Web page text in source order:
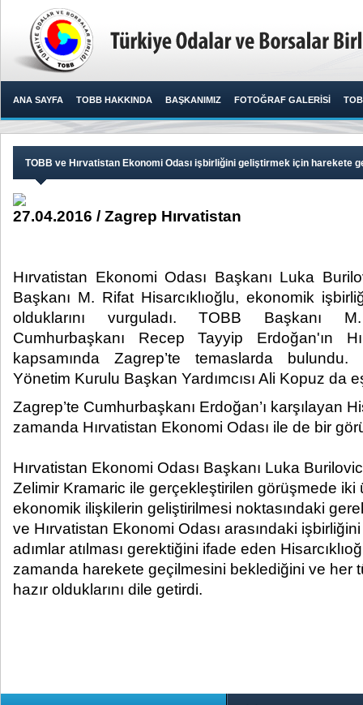
ANA SAYFA TOBB HAKKINDA BAŞKANIMIZ FOTOĞRAF GALERİSİ
TOBB ve Hırvatistan Ekonomi Odası işbirliğini geliştirmek için harekete
27.04.2016 / Zagrep Hırvatistan
Hırvatistan Ekonomi Odası Başkanı Luka
Başkanı M. Rifat Hisarcıklıoğlu, ekonomik
olduklarını vurguladı. TOBB Başkanı
Cumhurbaşkanı Recep Tayyip Erdoğan'ın
kapsamında Zagrep’te temaslarda bulundu.
Yönetim Kurulu Başkan Yardımcısı Ali Kopuz da
Zagrep’te Cumhurbaşkanı Erdoğan’ı karşılayan
zamanda Hırvatistan Ekonomi Odası ile de bir
Hırvatistan Ekonomi Odası Başkanı Luka
Zelimir Kramaric ile gerçekleştirilen görüşmede iki
ekonomik ilişkilerin geliştirilmesi noktasındaki
ve Hırvatistan Ekonomi Odası arasındaki
adımlar atılması gerektiğini ifade eden
zamanda harekete geçilmesini beklediğini ve her
hazır olduklarını dile getirdi.